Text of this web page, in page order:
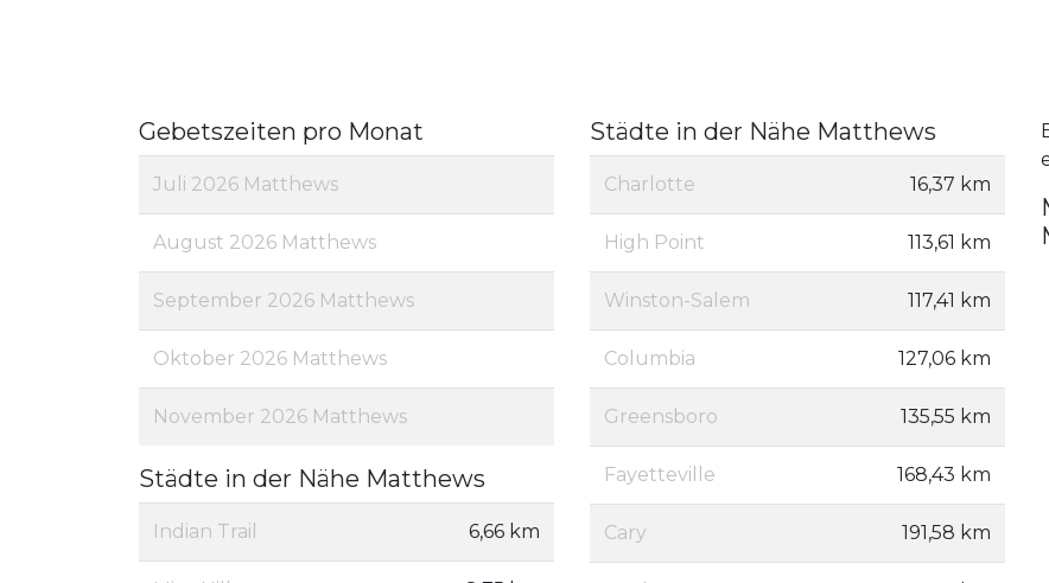
Gebetszeiten pro Monat
Juli 2026 Matthews
August 2026 Matthews
September 2026 Matthews
Oktober 2026 Matthews
November 2026 Matthews
Städte in der Nähe Matthews
Indian Trail 6,66 km
Städte in der Nähe Matthews
Charlotte 16,37 km
High Point 113,61 km
Winston-Salem 117,41 km
Columbia 127,06 km
Greensboro 135,55 km
Fayetteville 168,43 km
Cary 191,58 km